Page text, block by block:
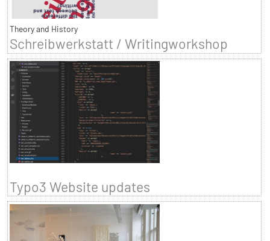
Theory and History
Schreibwerkstatt / Writingworkshop
Typo3 Website updates